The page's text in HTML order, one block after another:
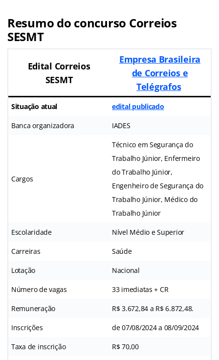
Resumo do concurso Correios
SESMT
Edital Correios
SESMT
Empresa Brasileira
de Correios e
Telégrafos
Situação atual edital publicado
Banca organizadora IADES
Cargos
Técnico em Segurança do
Trabalho Júnior, Enfermeiro
do Trabalho Júnior,
Engenheiro de Segurança do
Trabalho Júnior, Médico do
Trabalho Júnior
Escolaridade Nível Médio e Superior
Carreiras Saúde
Lotação Nacional
Número de vagas 33 imediatas + CR
Remuneração R$ 3.672,84 a R$ 6.872,48.
Inscrições de 07/08/2024 a 08/09/2024
Taxa de inscrição R$ 70,00